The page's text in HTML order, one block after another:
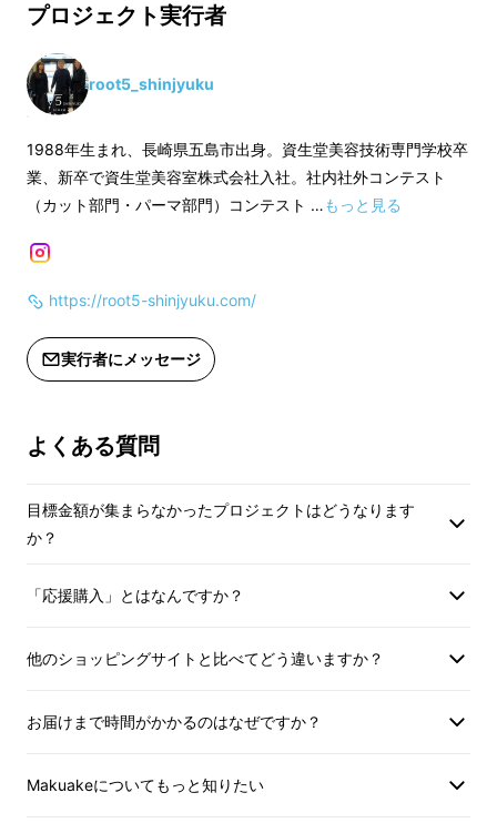
て進化し、再登場します
私たちは、日々の忙しさの中で、自分の心と体
そこで着目したのが、自宅で、自分と向き合え
＿＿＿＿＿＿＿＿＿＿＿＿＿＿＿＿
｜都会で磨いた技術と、原点「五
プロジェクト実行者
root5_shinjyuku
1988年生まれ、長崎県五島市出身。資生堂美容技術専門学校卒
業、新卒で資生堂美容室株式会社入社。社内社外コンテスト
（カット部門・パーマ部門）コンテスト …もっと見る
https://root5-shinjyuku.com/
実行者にメッセージ
よくある質問
目標金額が集まらなかったプロジェクトはどうなります
か？
「応援購入」とはなんですか？
他のショッピングサイトと比べてどう違いますか？
お届けまで時間がかかるのはなぜですか？
Makuakeについてもっと知りたい